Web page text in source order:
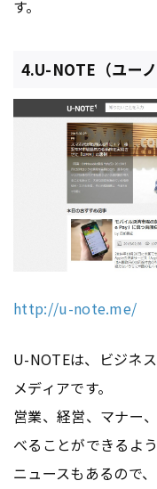
す。
4.U-NOTE（ユーノ
http://u-note.me/
U-NOTEは、ビジネ
メディアです。
営業、経営、マナー
べることができるよ
ニュースもあるので